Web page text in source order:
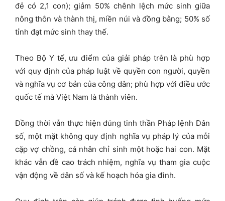
đẻ có 2,1 con); giảm 50% chênh lệch mức sinh giữa
nông thôn và thành thị, miền núi và đồng bằng; 50% số
tỉnh đạt mức sinh thay thế.
Theo Bộ Y tế, ưu điểm của giải pháp trên là phù hợp
với quy định của pháp luật về quyền con người, quyền
và nghĩa vụ cơ bản của công dân; phù hợp với điều ước
quốc tế mà Việt Nam là thành viên.
Đồng thời vẫn thực hiện đúng tinh thần Pháp lệnh Dân
số, một mặt không quy định nghĩa vụ pháp lý của mỗi
cặp vợ chồng, cá nhân chỉ sinh một hoặc hai con. Mặt
khác vẫn đề cao trách nhiệm, nghĩa vụ tham gia cuộc
vận động về dân số và kế hoạch hóa gia đình.